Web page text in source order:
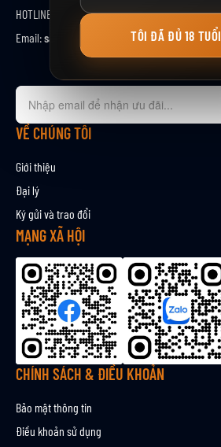
HOTLINE:
0912888367
Email:sale@maltco.vn
Đ
n
k
n
h
ậ
VỀ CHÚNG TÔI
Giới thiệu
Đại lý
Ký gửi và trao đổi
MẠNG XÃ HỘI
CHÍNH SÁCH & ĐIỀU KHOẢN
Bảo mật thông tin
Điều khoản sử dụng
TÔI ĐÃ ĐỦ 18 TUỔI